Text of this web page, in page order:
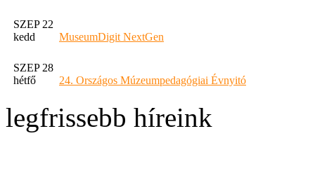
SZEP 22
kedd
MuseumDigit NextGen
SZEP 28
hétfő
24. Országos Múzeumpedagógiai Évnyitó
legfrissebb híreink